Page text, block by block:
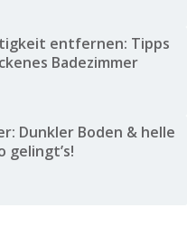
entfernen: Tipps
Badezimmer
Dunkler Boden & helle
gelingt’s!